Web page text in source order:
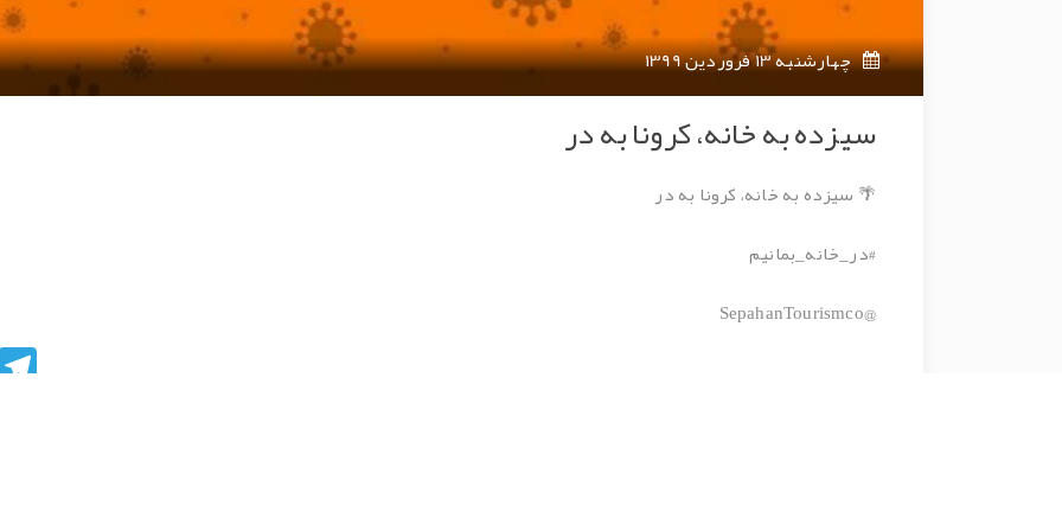
چهارشنبه 13 فروردین 1399
سیزده به خانه، کرونا به در
🌴 سیزده به خانه، کرونا به در
#در_خانه_بمانیم
@SepahanTourismco